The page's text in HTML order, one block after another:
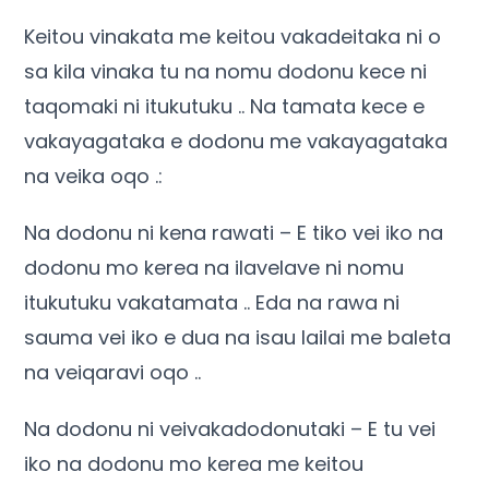
Keitou vinakata me keitou vakadeitaka ni o
sa kila vinaka tu na nomu dodonu kece ni
taqomaki ni itukutuku .. Na tamata kece e
vakayagataka e dodonu me vakayagataka
na veika oqo .:
Na dodonu ni kena rawati – E tiko vei iko na
dodonu mo kerea na ilavelave ni nomu
itukutuku vakatamata .. Eda na rawa ni
sauma vei iko e dua na isau lailai me baleta
na veiqaravi oqo ..
Na dodonu ni veivakadodonutaki – E tu vei
iko na dodonu mo kerea me keitou